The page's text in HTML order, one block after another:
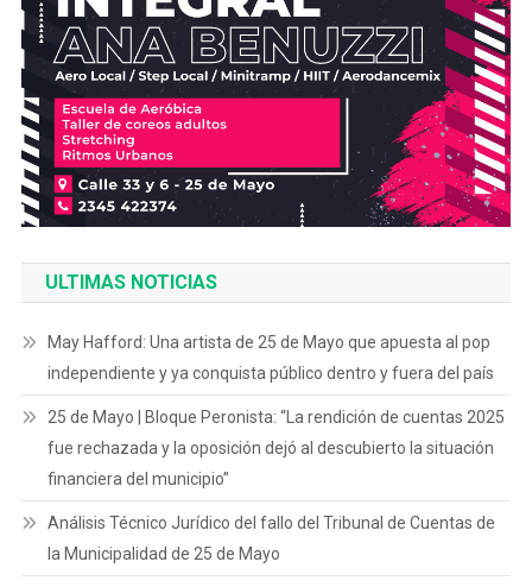
ULTIMAS NOTICIAS
May Hafford: Una artista de 25 de Mayo que apuesta al pop
independiente y ya conquista público dentro y fuera del país
25 de Mayo | Bloque Peronista: “La rendición de cuentas 2025
fue rechazada y la oposición dejó al descubierto la situación
financiera del municipio”
Análisis Técnico Jurídico del fallo del Tribunal de Cuentas de
la Municipalidad de 25 de Mayo